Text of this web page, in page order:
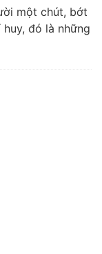
một chút, bớt
đó là những